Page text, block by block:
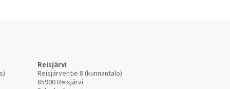
Reisjärvi
Reisjärventie 8 (kunnantalo)
85900 Reisjärvi